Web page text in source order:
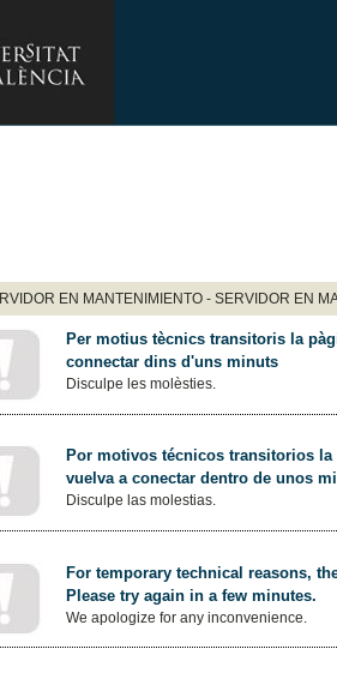
EN MANTENIMIENTO - SERVIDOR EN
Per motius tècnics transitoris la
connectar dins d'uns minuts
Disculpe les molèsties.
Por motivos técnicos transitorios
vuelva a conectar dentro de unos
Disculpe las molestias.
For temporary technical reasons,
Please try again in a few minutes.
We apologize for any inconvenience.